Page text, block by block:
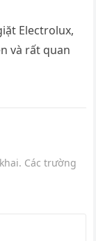
Electrolux,
và rất quan
Các trường